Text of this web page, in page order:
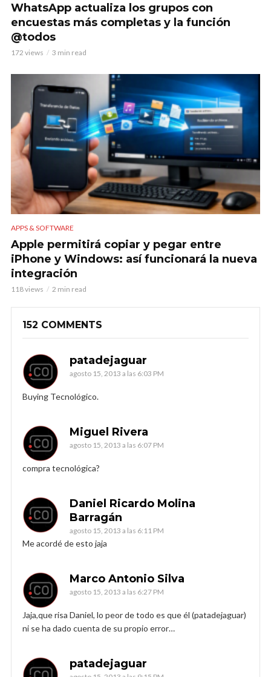
WhatsApp actualiza los grupos con
encuestas más completas y la función
@todos
172 views 3 min read
APPS & SOFTWARE
Apple permitirá copiar y pegar entre
iPhone y Windows: así funcionará la nueva
integración
118 views 2 min read
152 COMMENTS
patadejaguar
agosto 15, 2013 a las 6:03 PM
Buying Tecnológico.
Miguel Rivera
agosto 15, 2013 a las 6:07 PM
compra tecnológica?
Daniel Ricardo Molina
Barragán
agosto 15, 2013 a las 6:11 PM
Me acordé de esto jaja
Marco Antonio Silva
agosto 15, 2013 a las 6:27 PM
Jaja,que risa Daniel, lo peor de todo es que él (patadejaguar)
ni se ha dado cuenta de su propio error…
patadejaguar